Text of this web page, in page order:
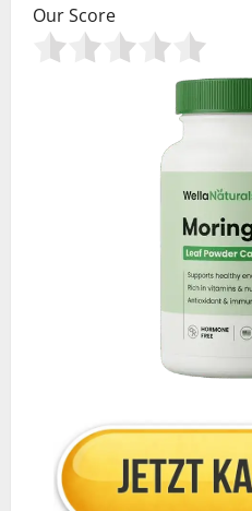
Our Score